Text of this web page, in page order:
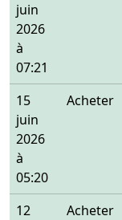
juin
2026
à
07:21
15
juin
2026
à
05:20
Acheter
12
Acheter